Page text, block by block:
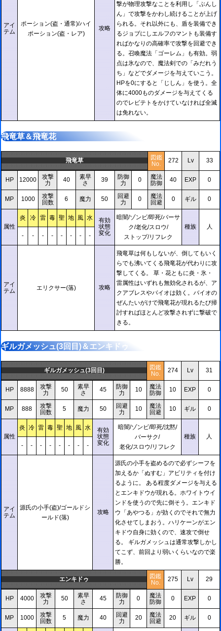
アイ
テム
ポーション(盗・通常)/ハイ
ポーション(盗・レア)
攻略
撃が物理攻撃なことを利用し「ぶんし
ん」で攻撃をかわし続けることが上げ
られる。それ以外にも、盾を装備でき
るジョブにしエルフのマントも装備す
ればかなりの高確率で攻撃を回避でき
る。召喚魔法「ゴーレム」も有効。弱
点は氷なので、魔法剣での「みだれう
ち」などでダメージを与えていこう。
HPを0にすると「じしん」を使う。全
体に4000ものダメージを与えてくる
のでレビテトをかけていなければ全滅
は免れない。
飛竜草＆飛竜花
飛竜草
図鑑
No.
272 Lv 33
HP 12000
攻撃
力
40
素早
さ
39
防御
力
0
魔法
防御
40 EXP 0
MP 1000
攻撃
回数
6 魔力 50
回避
力
0
魔法
回避
0 ギル 0
属性
炎 冷 雷 毒 聖 地 風 水
有効
状態
変化
暗闇/ゾンビ/即死/バーサ
ク/老化/スロウ/
ストップ/リフレク
種族
人
-
- - - - - - -
アイ
テム
エリクサー(落) 攻略
飛竜草は何もしないが、倒してもいく
らでも沸いてくる飛竜花が代わりに攻
撃してくる。 草・花ともに炎・氷・
雷属性はいずれも無効化されるが、ア
クアブレスやバイオは効く。バイオの
ぜんたいがけで飛竜花が現れるたび掃
討すればほとんど攻撃されずに撃破で
きる。
ギルガメッシュ(3回目)＆エンキドゥ
ギルガメッシュ(3回目)
図鑑
No.
274 Lv 31
HP 8888
攻撃
力
50
素早
さ
45
防御
力
10
魔法
防御
10 EXP 0
MP 888
攻撃
回数
5 魔力 50
回避
力
10
魔法
回避
10 ギル 0
属性
炎 冷 雷 毒 聖 地 風 水
有効
状態
変化
暗闇/ゾンビ/即死/沈黙/
バーサク/
老化/スロウ/リフレク
種族
人
-
- - - - - - -
アイ
テム
源氏の小手(盗)/ゴールドシ
ールド(落)
攻略
源氏の小手を盗めるので必ずシーフを
加えるか「ぬすむ」アビリティを付け
るように。 ある程度ダメージを与える
とエンキドウが現れる。ホワイトウイ
ンドを使うので先に倒そう。エンキド
ウ「あやつる」が効くのでそれで無力
化させてしまおう。ハリケーンがエン
キドウ自身に効くので、速攻で倒せ
る。 ギルガメッシュは通常攻撃しかし
てこず、前回より弱いくらいなので楽
勝。
エンキドゥ
図鑑
No.
275 Lv 29
HP 4000
攻撃
力
50
素早
さ
45
防御
力
0
魔法
防御
0 EXP 0
MP 1000
攻撃
回数
5 魔力 40
回避
力
20
魔法
回避
20 ギル 0